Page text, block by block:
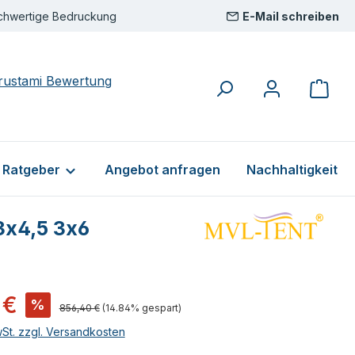
Bedruckung E-Mail schreiben
Angebot anfragen Nachhaltigkeit
3x6
% Regulärer Preis:
856,40 € (14.84% gespart)
zzgl. Versandkosten